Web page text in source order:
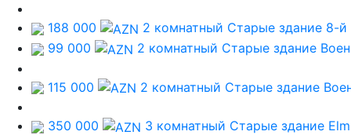
188 000 2 комнатный Старые здание 8-й
99 000
2 комнатный Старые здание
115 000 2 комнатный Старые здание
350 000 3 комнатный Старые здание